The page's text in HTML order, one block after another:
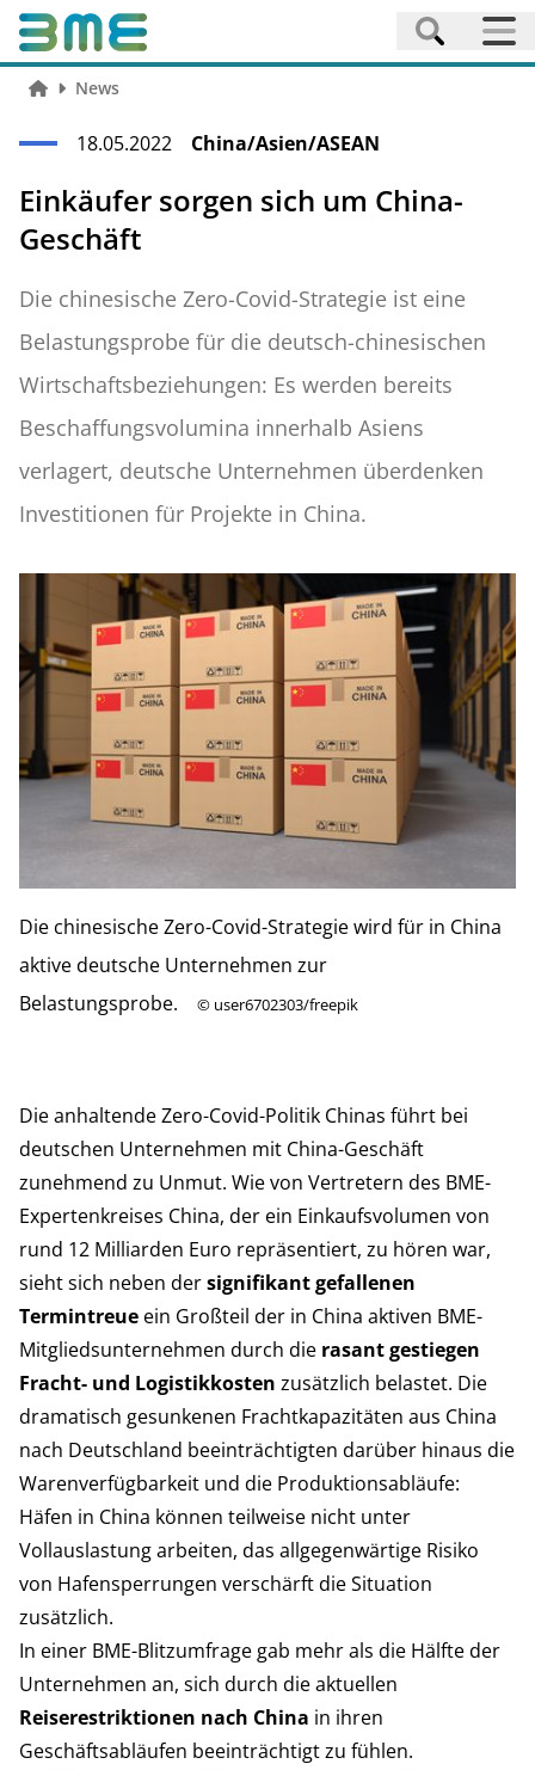
News
18.05.2022 China/Asien/ASEAN
Einkäufer sorgen sich um China-
Geschäft
Die chinesische Zero-Covid-Strategie ist eine
Belastungsprobe für die deutsch-chinesischen
Wirtschaftsbeziehungen: Es werden bereits
Beschaffungsvolumina innerhalb Asiens
verlagert, deutsche Unternehmen überdenken
Investitionen für Projekte in China.
Die chinesische Zero-Covid-Strategie wird für in China
aktive deutsche Unternehmen zur
Belastungsprobe.
© user6702303/freepik
Die anhaltende Zero-Covid-Politik Chinas führt bei
deutschen Unternehmen mit China-Geschäft
zunehmend zu Unmut. Wie von Vertretern des BME-
Expertenkreises China, der ein Einkaufsvolumen von
rund 12 Milliarden Euro repräsentiert, zu hören war,
sieht sich neben dersignifikant gefallenen
Termintreue ein Großteil der in China aktiven BME-
Mitgliedsunternehmen durch die rasant gestiegen
Fracht- und Logistikkosten zusätzlich belastet. Die
dramatisch gesunkenen Frachtkapazitäten aus China
nach Deutschland beeinträchtigten darüber hinaus die
Warenverfügbarkeit und die Produktionsabläufe:
Häfen in China können teilweise nicht unter
Vollauslastung arbeiten, das allgegenwärtige Risiko
von Hafensperrungen verschärft die Situation
zusätzlich.
In einer BME-Blitzumfrage gab mehr als die Hälfte der
Unternehmen an, sich durch die aktuellen
Reiserestriktionen nach China in ihren
Geschäftsabläufen beeinträchtigt zu fühlen.